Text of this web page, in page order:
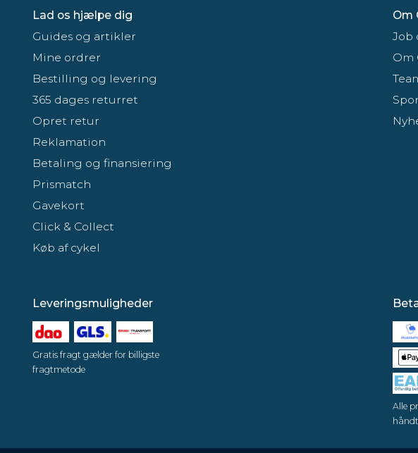
Lad os hjælpe dig
Guides og artikler
Mine ordrer
Bestilling og levering
365 dages returret
Opret retur
Reklamation
Betaling og finansiering
Prismatch
Gavekort
Click & Collect
Køb af cykel
Om
Job
Om
Leveringsmuligheder
Gratis fragt gælder for billigste
fragtmetode
Alle